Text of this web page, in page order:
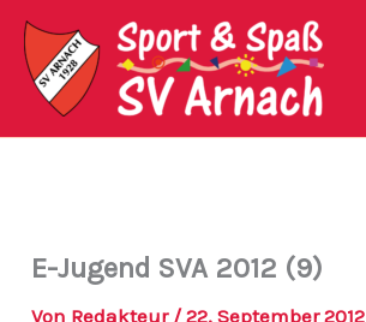
Zum
Inhalt
springen
E-Jugend SVA 2012 (9)
Von Redakteur /22. September 2012